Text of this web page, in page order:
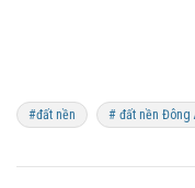
#đất nền # đất nền Đông